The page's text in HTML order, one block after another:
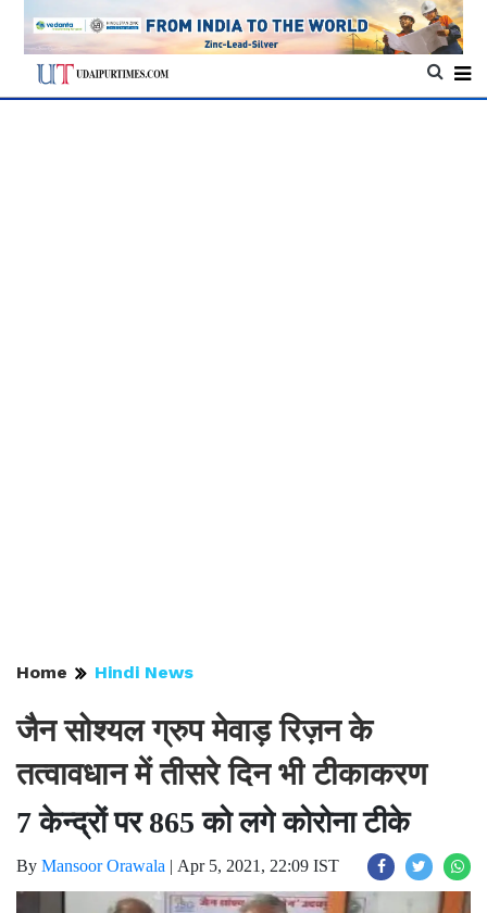
Home Hindi News
जैन सोश्यल ग्रुप मेवाड़ रिज़न के
तत्वावधान में तीसरे दिन भी टीकाकरण
7 केन्द्रों पर 865 को लगे कोरोना टीके
By Mansoor Orawala | Apr 5, 2021, 22:09 IST